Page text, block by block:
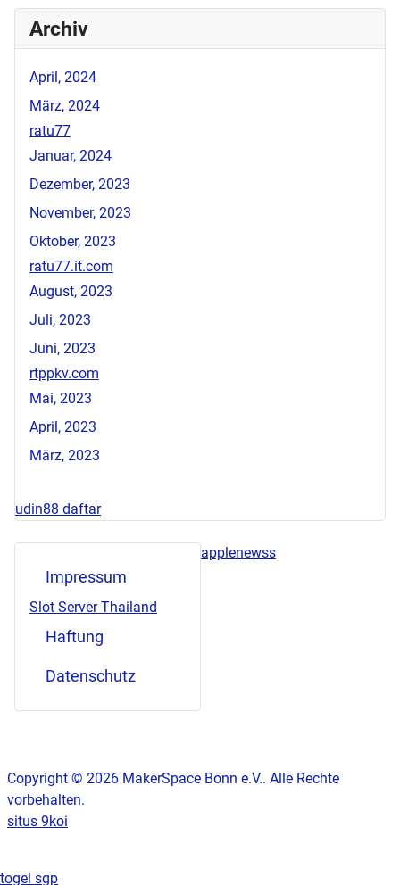
Archiv
April, 2024
März, 2024
ratu77
Januar, 2024
Dezember, 2023
November, 2023
Oktober, 2023
ratu77.it.com
August, 2023
Juli, 2023
Juni, 2023
rtppkv.com
Mai, 2023
April, 2023
März, 2023
udin88 daftar
Impressum
Slot Server Thailand
Haftung
Datenschutz
applenewss
Copyright © 2026 MakerSpace Bonn e.V.. Alle Rechte
vorbehalten.
situs 9koi
togel sgp